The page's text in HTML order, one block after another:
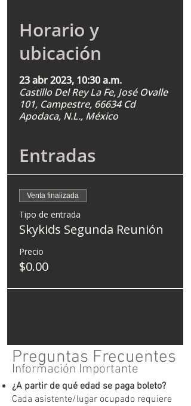
Horario y
ubicación
23 abr 2023, 10:30 a.m.
Castillo Del Rey La Fe, José Ovalle
101, Campestre, 66634 Cd
Apodaca, N.L., México
Entradas
Venta finalizada
Tipo de entrada
Skykids Segunda Reunión
Precio
$0.00
Preguntas Frecuentes
Información Importante
¿A partir de qué edad se paga boleto?
Cada asistente/lugar ocupado requiere